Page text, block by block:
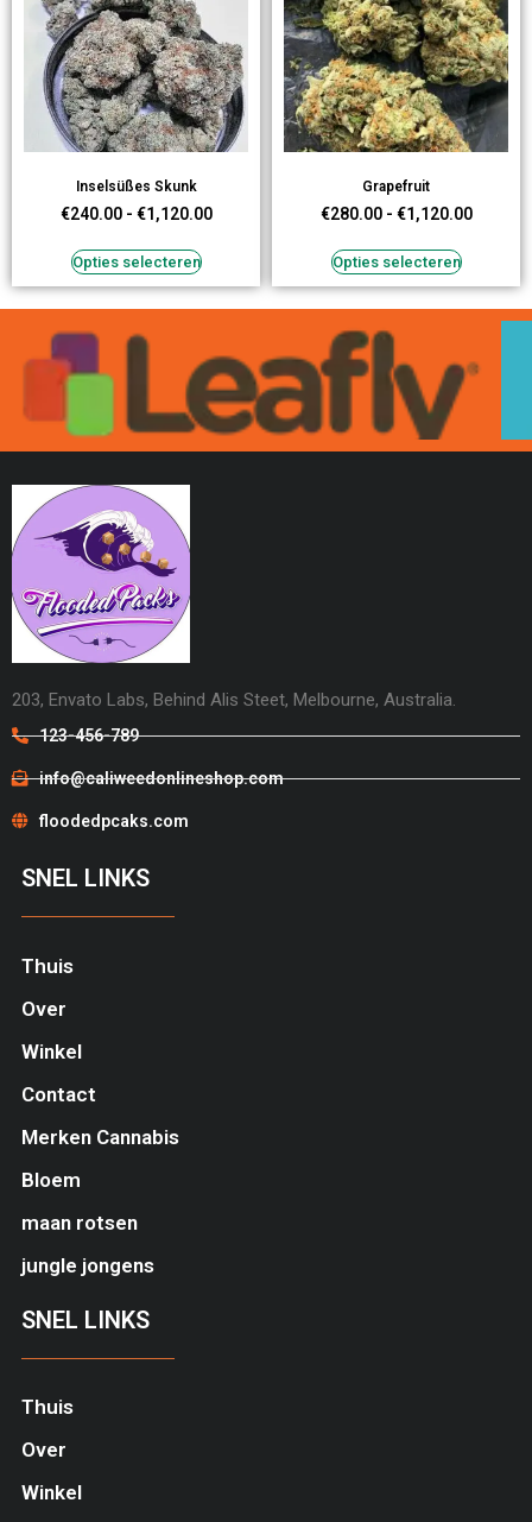
Inselsüßes Skunk
€240.00 - €1,120.00
Opties selecteren
Grapefruit
€280.00 - €1,120.00
Opties selecteren
203, Envato Labs, Behind Alis Steet, Melbourne, Australia.
123-456-789
info@caliweedonlineshop.com
floodedpcaks.com
SNEL LINKS
Thuis
Over
Winkel
Contact
Merken Cannabis
Bloem
maan rotsen
jungle jongens
SNEL LINKS
Thuis
Over
Winkel